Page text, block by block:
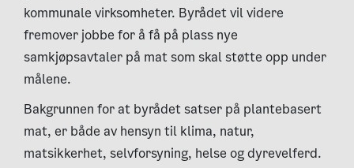
kommunale virksomheter. Byrådet vil videre
fremover jobbe for å få på plass nye
samkjøpsavtaler på mat som skal støtte opp under
målene.
Bakgrunnen for at byrådet satser på plantebasert
mat, er både av hensyn til klima, natur,
matsikkerhet, selvforsyning, helse og dyrevelferd.